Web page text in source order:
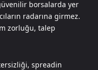
borsalarda yer
radarına girmez.
zorluğu, talep
spreadin